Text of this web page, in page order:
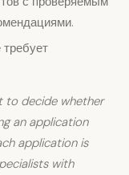
to decide whether
an application
application is
with